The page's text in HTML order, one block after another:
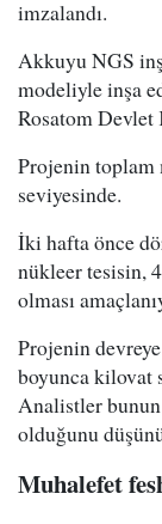
imzalandı.
Akkuyu NGS
modeliyle inşa
Rosatom Devlet
Projenin toplam
seviyesinde.
İki hafta önce
nükleer tesisin,
olması
Projenin
boyunca kilovat
Analistler bunun
olduğunu
Muhalefet